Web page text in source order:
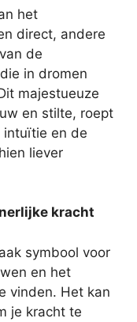
het
direct, andere
de
in dromen
majestueuze
en stilte, roept
intuïtie en de
liever
kracht
symbool voor
en het
vinden. Het kan
je kracht te